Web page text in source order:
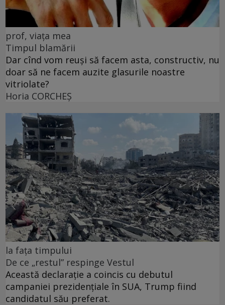
prof, viața mea
Timpul blamării
Dar cînd vom reuși să facem asta, constructiv, nu
doar să ne facem auzite glasurile noastre
vitriolate?
Horia CORCHEŞ
la fața timpului
De ce „restul” respinge Vestul
Această declarație a coincis cu debutul
campaniei prezidențiale în SUA, Trump fiind
candidatul său preferat.